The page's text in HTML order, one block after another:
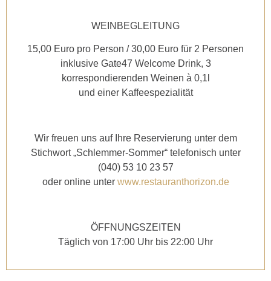
WEINBEGLEITUNG
15,00 Euro pro Person / 30,00 Euro für 2 Personen
inklusive Gate47 Welcome Drink, 3
korrespondierenden Weinen à 0,1l
und einer Kaffeespezialität
Wir freuen uns auf Ihre Reservierung unter dem
Stichwort „Schlemmer-Sommer“ telefonisch unter
(040) 53 10 23 57
oder online unter www.restauranthorizon.de
ÖFFNUNGSZEITEN
Täglich von 17:00 Uhr bis 22:00 Uhr